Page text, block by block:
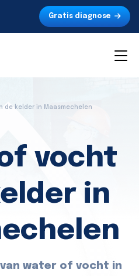
Gratis diagnose
de kelder in Maasmechelen
vocht
in
water of vocht in